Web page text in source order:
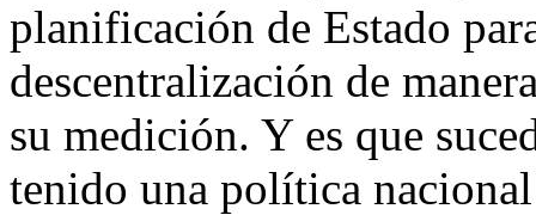
planificación de Estado
descentralización de
su medición. Y es que
tenido una política